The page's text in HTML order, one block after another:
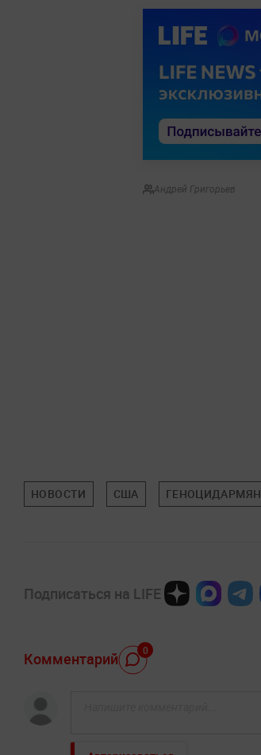
Андрей Григорьев
НОВОСТИ США ГЕНОЦИДАРМЯН
Подписаться на LIFE
Комментарий 0